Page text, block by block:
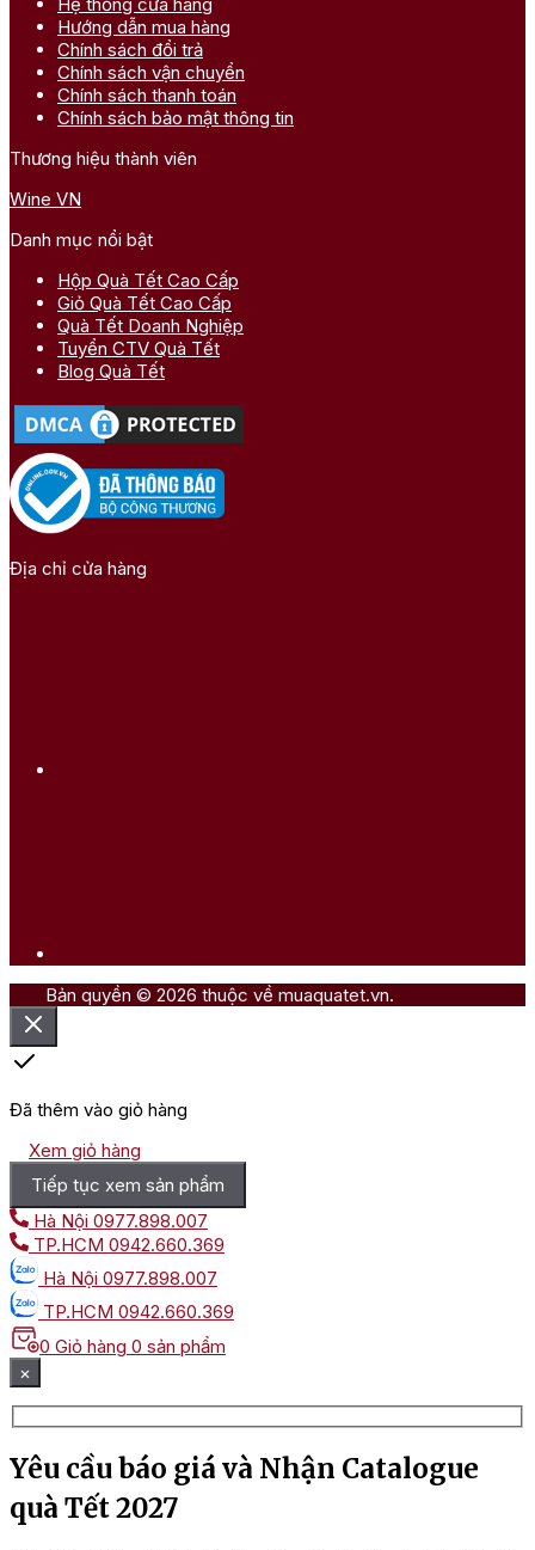
Hướng dẫn mua hàng
Chính sách đổi trả
Chính sách vận chuyển
Chính sách thanh toán
Chính sách bảo mật thông tin
Thương hiệu thành viên
Wine VN
Danh mục nổi bật
Hộp Quà Tết Cao Cấp
Giỏ Quà Tết Cao Cấp
Quà Tết Doanh Nghiệp
Tuyển CTV Quà Tết
Blog Quà Tết
Địa chỉ cửa hàng
Bản quyền © 2026 thuộc về muaquatet.vn.
Đã thêm vào giỏ hàng
Xem giỏ hàng
Tiếp tục xem sản phẩm
Hà Nội 0977.898.007
TP.HCM 0942.660.369
Hà Nội 0977.898.007
TP.HCM 0942.660.369
0 Giỏ hàng 0 sản phẩm
×
Yêu cầu báo giá và Nhận Catalogue
quà Tết 2027